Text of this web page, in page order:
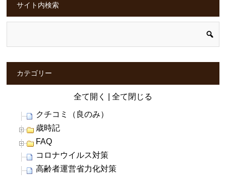
サイト内検索
カテゴリー
全て開く 全て閉じる
クチコミ（良のみ）
歳時記
FAQ
コロナウイルス対策
高齢者運営省力化対策